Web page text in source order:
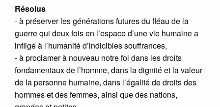
Résolus
- à préserver les générations futures du fléau de la
guerre qui deux fois en l’espace d’une vie humaine a
infligé à l’humanité d’indicibles souffrances,
- à proclamer à nouveau notre foi dans les droits
fondamentaux de l’homme, dans la dignité et la valeur
de la personne humaine, dans l’égalité de droits des
hommes et des femmes, ainsi que des nations,